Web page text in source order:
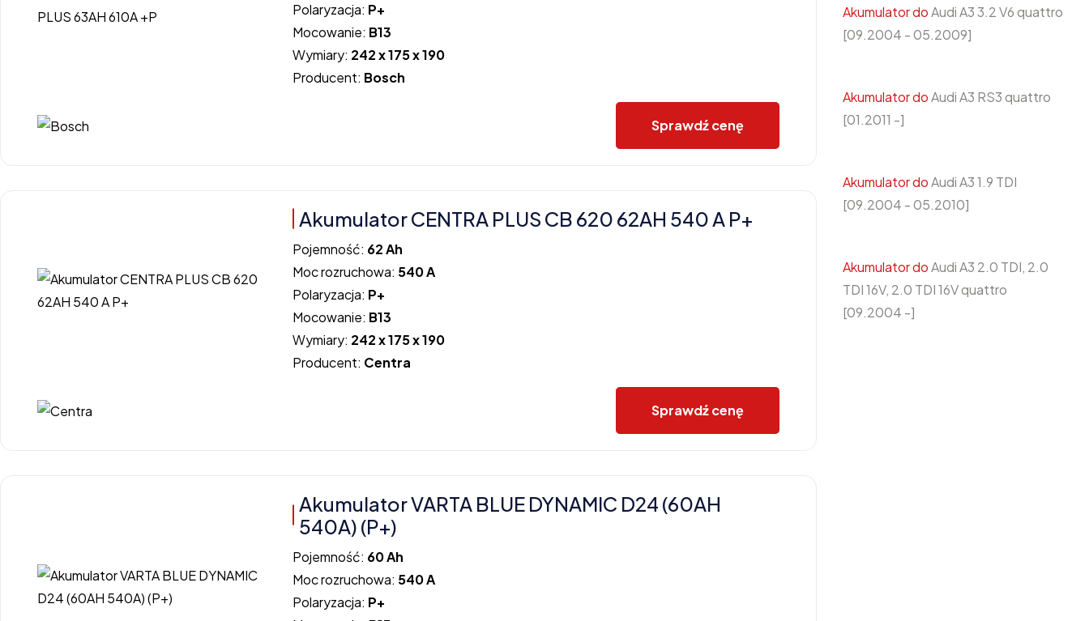
Polaryzacja: P+
Mocowanie: B13
Wymiary: 242 x 175 x 190
Producent: Bosch
Sprawdź cenę
Akumulator CENTRA PLUS CB 620 62AH 540 A P+
Pojemność: 62 Ah
Moc rozruchowa: 540 A
Polaryzacja: P+
Mocowanie: B13
Wymiary: 242 x 175 x 190
Producent: Centra
Sprawdź cenę
Akumulator VARTA BLUE DYNAMIC D24 (60AH
540A) (P+)
Pojemność: 60 Ah
Moc rozruchowa: 540 A
Polaryzacja: P+
Akumulator doAudi A3 3.2 V6 quattro
[09.2004 - 05.2009]
Akumulator doAudi A3 RS3 quattro
[01.2011 -]
Akumulator doAudi A3 1.9 TDI
[09.2004 - 05.2010]
Akumulator doAudi A3 2.0 TDI, 2.0
TDI 16V, 2.0 TDI 16V quattro
[09.2004 -]